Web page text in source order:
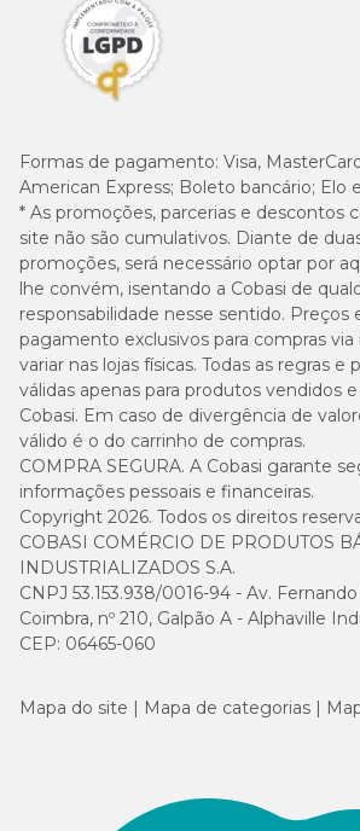
Formas de pagamento: Visa,
American Express; Boleto bancário; Elo
* As promoções, parcerias e descontos
site não são cumulativos. Diante de
promoções, será necessário optar por
lhe convém, isentando a Cobasi de
responsabilidade nesse sentido. Preços
pagamento exclusivos para compras
variar nas lojas físicas. Todas as regras e
válidas apenas para produtos vendidos
Cobasi. Em caso de divergência de
válido é o do carrinho de compras.
COMPRA SEGURA. A Cobasi garante
informações pessoais e financeiras.
Copyright 2026. Todos os direitos
COBASI COMÉRCIO DE PRODUTOS
INDUSTRIALIZADOS S.A.
CNPJ 53.153.938/0016-94 - Av.
Coimbra, nº 210, Galpão A - Alphaville
CEP: 06465-060
Mapa do site Mapa de categorias